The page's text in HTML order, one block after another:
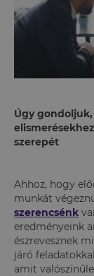
Úgy
szerepét
Ahhoz, hogy
munkát
szerencsénk
eredményeink
észrevesznek
járó
amit